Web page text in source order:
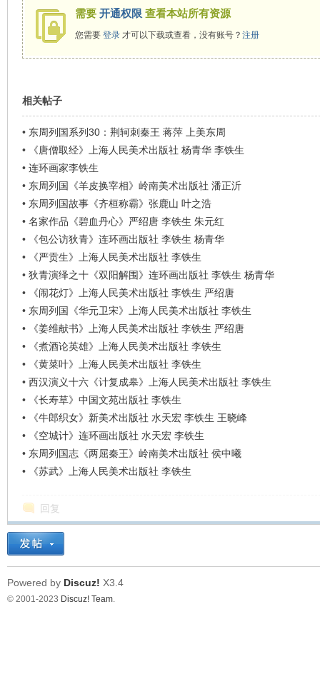
需要 开通权限 查看本站所有资源
您需要 登录才可以下载或查看，没有账号？ 注册
相关帖子
• 东周列国系列30：荆轲刺秦王 蒋萍 上美东周
•
《唐僧取经》上海人民美术出版社 杨青华 李铁生
• 连环画家李铁生
• 东周列国《羊皮换宰相》岭南美术出版社 潘正沂
• 东周列国故事《齐桓称霸》张鹿山 叶之浩
• 名家作品《碧血丹心》严绍唐 李铁生 朱元红
•
《包公访狄青》连环画出版社 李铁生 杨青华
•
《严贡生》上海人民美术出版社 李铁生
• 狄青演绎之十《双阳解围》连环画出版社 李铁生 杨青华
•
《闹花灯》上海人民美术出版社 李铁生 严绍唐
• 东周列国《华元卫宋》上海人民美术出版社 李铁生
•
《姜维献书》上海人民美术出版社 李铁生 严绍唐
•
《煮酒论英雄》上海人民美术出版社 李铁生
•
《黄菜叶》上海人民美术出版社 李铁生
• 西汉演义十六《计复成皋》上海人民美术出版社 李铁生
•
《长寿草》中国文苑出版社 李铁生
•
《牛郎织女》新美术出版社 水天宏 李铁生 王晓峰
•
《空城计》连环画出版社 水天宏 李铁生
• 东周列国志《两屈秦王》岭南美术出版社 侯中曦
•
《苏武》上海人民美术出版社 李铁生
回复
Powered by Discuz! X3.4
© 2001-2023 Discuz! Team.